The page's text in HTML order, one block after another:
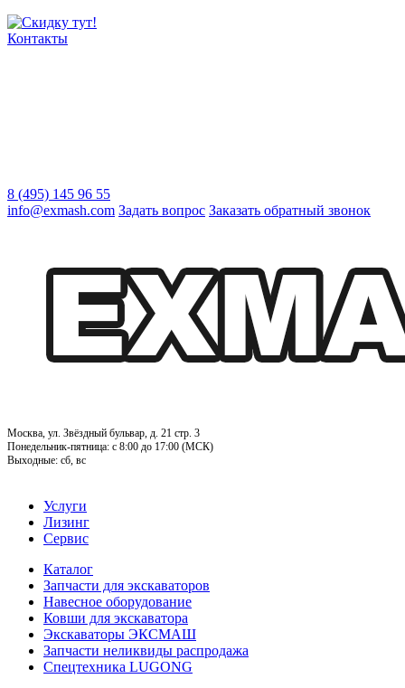
Контакты
8 (495) 145 96 55
info@exmash.com Задать вопрос Заказать обратный звонок
Москва, ул. Звёздный бульвар, д. 21 стр. 3
Понедельник-пятница: c 8:00 до 17:00 (МСК)
Выходные: сб, вс
Услуги
Лизинг
Сервис
Каталог
Запчасти для экскаваторов
Навесное оборудование
Ковши для экскаватора
Экскаваторы ЭКСМАШ
Запчасти неликвиды распродажа
Спецтехника LUGONG